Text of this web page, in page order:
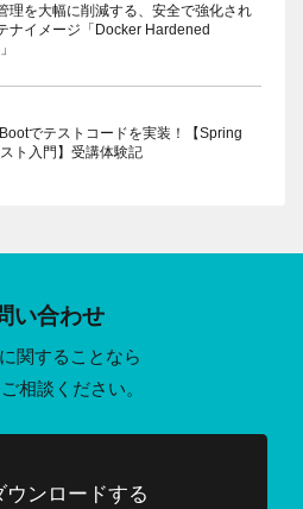
理を大幅に削減する、安全で強化され
ナイメージ「Docker Hardened
でテストコードを実装！【Spring
ト入門】受講体験記
い合わせ
関することなら
相談ください。
ウンロードする